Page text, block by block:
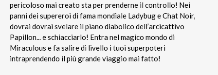
pericoloso mai creato sta per prenderne il controllo! Nei
panni dei supereroi di fama mondiale Ladybug e Chat Noir,
dovrai dovrai svelare il piano diabolico dell’arcicattivo
Papillon... e schiacciarlo! Entra nel magico mondo di
Miraculous e fa salire di livello i tuoi superpoteri
intraprendendo il più grande viaggio mai fatto!